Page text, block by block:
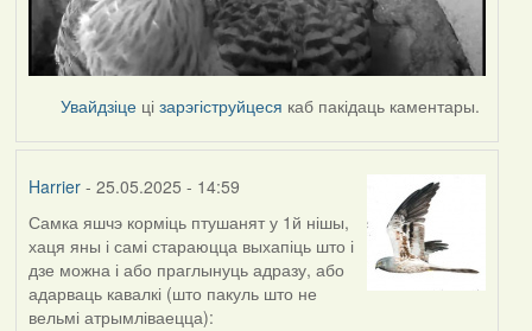
Увайдзіце цізарэгіструйцеся каб пакідаць каментары.
Harrier- 25.05.2025 - 14:59
Самка яшчэ корміць птушанят у 1й нішы,
хаця яны і самі стараюцца выхапіць што і
дзе можна і або праглынуць адразу, або
адарваць кавалкі (што пакуль што не
вельмі атрымліваецца):